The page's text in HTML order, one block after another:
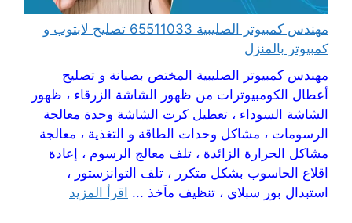
مهندس كمبيوتر الصليبية 65511033 تصليح لابتوب و
كمبيوتر بالمنزل
مهندس كمبيوتر الصليبية المختص بصيانة و تصليح
أعطال الكومبيوترات من ظهور الشاشة الزرقاء ، ظهور
الشاشة السوداء ، تعطيل كرت الشاشة وحدة معالجة
الرسومات ، مشاكل وحدات الطاقة و التغذية ، معالجة
مشاكل الحرارة الزائدة ، تلف معالج الرسوم ، إعادة
اقلاع الحاسوب بشكل متكرر ، تلف التوانزستور ،
استبدال بور سبلاي ، تنظيف مآخذ ... اقرأ المزيد